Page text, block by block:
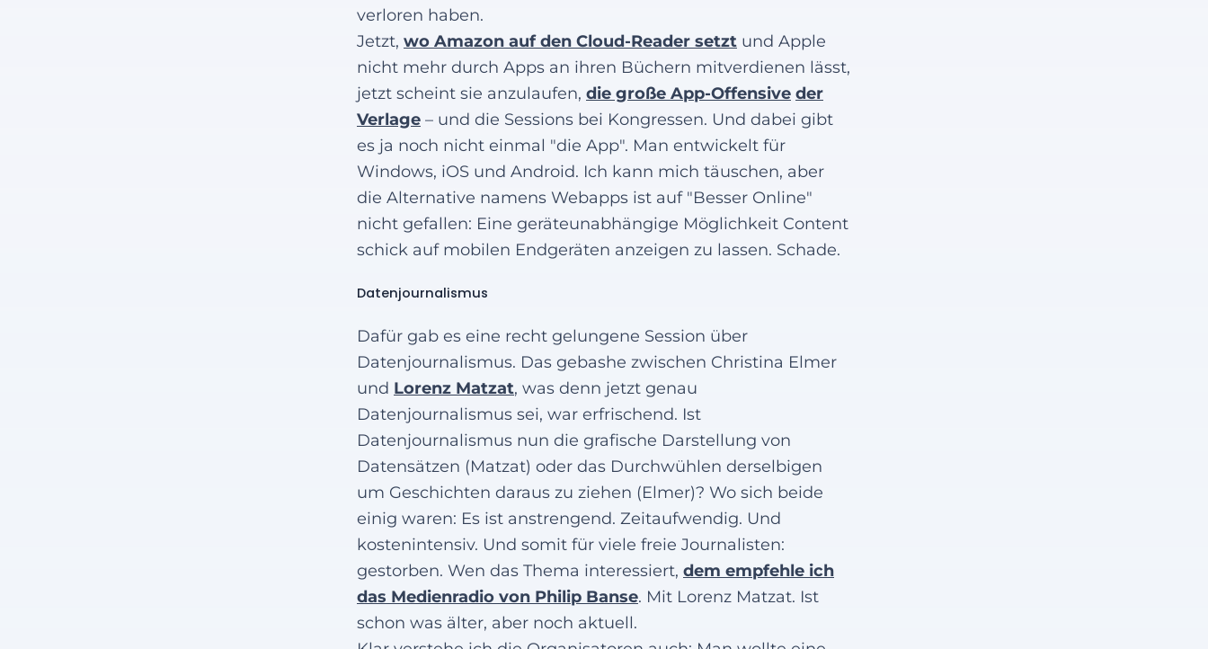
verloren haben.
Jetzt, wo Amazon auf den Cloud-Reader setzt und Apple
nicht mehr durch Apps an ihren Büchern mitverdienen lässt,
jetzt scheint sie anzulaufen, die große App-Offensive der
Verlage – und die Sessions bei Kongressen. Und dabei gibt
es ja noch nicht einmal "die App". Man entwickelt für
Windows, iOS und Android. Ich kann mich täuschen, aber
die Alternative namens Webapps ist auf "Besser Online"
nicht gefallen: Eine geräteunabhängige Möglichkeit Content
schick auf mobilen Endgeräten anzeigen zu lassen. Schade.
Datenjournalismus
Dafür gab es eine recht gelungene Session über
Datenjournalismus. Das gebashe zwischen Christina Elmer
und Lorenz Matzat, was denn jetzt genau
Datenjournalismus sei, war erfrischend. Ist
Datenjournalismus nun die grafische Darstellung von
Datensätzen (Matzat) oder das Durchwühlen derselbigen
um Geschichten daraus zu ziehen (Elmer)? Wo sich beide
einig waren: Es ist anstrengend. Zeitaufwendig. Und
kostenintensiv. Und somit für viele freie Journalisten:
gestorben. Wen das Thema interessiert, dem empfehle ich
das Medienradio von Philip Banse. Mit Lorenz Matzat. Ist
schon was älter, aber noch aktuell.